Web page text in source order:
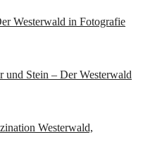
Westerwald in Fotografie
und Stein – Der Westerwald
Westerwald,